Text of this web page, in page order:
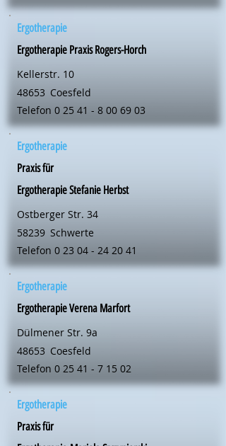
Ergotherapie
Ergotherapie Praxis Rogers-Horch
Kellerstr. 10
48653 Coesfeld
Telefon 0 25 41 - 8 00 69 03
Ergotherapie
Praxis für
Ergotherapie Stefanie Herbst
Ostberger Str. 34
58239 Schwerte
Telefon 0 23 04 - 24 20 41
Ergotherapie
Ergotherapie Verena Marfort
Dülmener Str. 9a
48653 Coesfeld
Telefon 0 25 41 - 7 15 02
Ergotherapie
Praxis für